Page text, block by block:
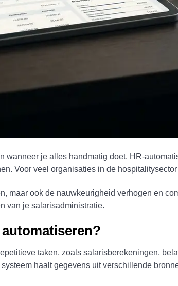
wanneer je alles handmatig doet. HR-
Voor veel organisaties in de
maar ook de nauwkeurigheid verhogen en
van je salarisadministratie.
taken, zoals salarisberekeningen,
haalt gegevens uit verschillende